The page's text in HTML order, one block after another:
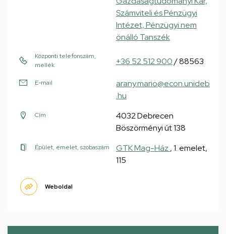
Számviteli és Pénzügyi
Intézet, Pénzügyi nem
önálló Tanszék
Központi telefonszám,
mellék
+36 52 512 900/ 88563
E-mail
arany.mario@econ.unideb
.hu
Cím
4032 Debrecen
Böszörményi út 138
Épület, emelet, szobaszám GTK Mag-Ház , 1. emelet,
115
Weboldal